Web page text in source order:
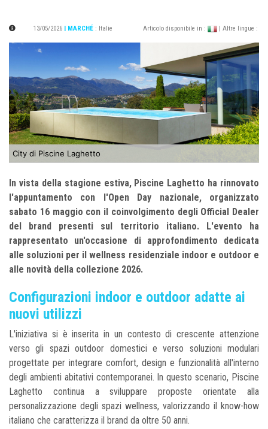
13/05/2026 | MARCHÉ : Italie Articolo disponibile in : | Altre lingue :
City di Piscine Laghetto
In vista della stagione estiva, Piscine Laghetto ha rinnovato
l'appuntamento con l'Open Day nazionale, organizzato
sabato 16 maggio con il coinvolgimento degli Official Dealer
del brand presenti sul territorio italiano. L'evento ha
rappresentato un'occasione di approfondimento dedicata
alle soluzioni per il wellness residenziale indoor e outdoor e
alle novità della collezione 2026.
Configurazioni indoor e outdoor adatte ai
nuovi utilizzi
L'iniziativa si è inserita in un contesto di crescente attenzione
verso gli spazi outdoor domestici e verso soluzioni modulari
progettate per integrare comfort, design e funzionalità all'interno
degli ambienti abitativi contemporanei. In questo scenario, Piscine
Laghetto continua a sviluppare proposte orientate alla
personalizzazione degli spazi wellness, valorizzando il know-how
italiano che caratterizza il brand da oltre 50 anni.